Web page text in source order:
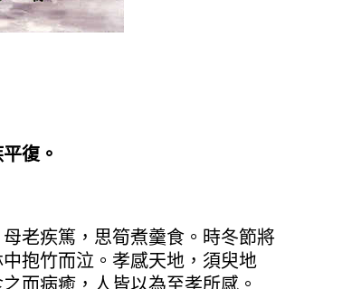
復。
疾篤，思筍煮羹食。時冬節將
抱竹而泣。孝感天地，須臾地
而病癒，人皆以為至孝所感。